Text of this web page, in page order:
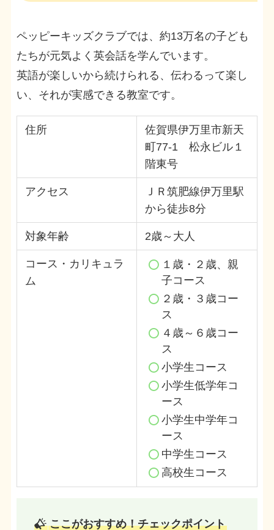
ペッピーキッズクラブでは、約13万名の子ども
たちが元気よく英会話を学んでいます。
英語が楽しいから続けられる、伝わるって楽し
い、それが実感できる教室です。
住所
佐賀県伊万里市新天
町77-1 松永ビル１
階東号
アクセス
ＪＲ筑肥線伊万里駅
から徒歩8分
対象年齢 2歳～大人
コース・カリキュラ
ム
１歳・２歳、親
子コース
２歳・３歳コー
ス
４歳～６歳コー
ス
小学生コース
小学生低学年コ
ース
小学生中学年コ
ース
中学生コース
高校生コース
ここがおすすめ！チェックポイント